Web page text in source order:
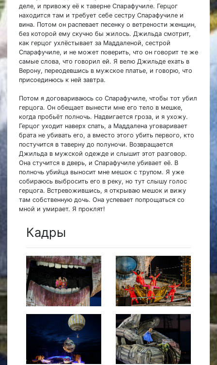
деле, и привожу её к таверне Спарафучиле. Герцог
находится там и требует себе сестру Спарафучиле и
вина. Потом он распевает песенку о ветрености женщин,
без которой ему скучно бы жилось. Джильда смотрит,
как герцог ухлёстывает за Маддаленой, сестрой
Спарафучиле, и не может поверить, что он говорит те же
самые слова, что говорил ей. Я велю Джильде ехать в
Верону, переодевшись в мужское платье, и говорю, что
присоединюсь к ней завтра.
Потом я договариваюсь со Спарафучиле, чтобы тот убил
герцога. Он обещает вынести мне его тело в мешке,
когда пробьёт полночь. Надвигается гроза, и я ухожу.
Герцог уходит наверх спать, а Маддалена уговаривает
брата не убивать его, а вместо этого убить первого, кто
постучится в таверну до полуночи. Возвращается
Джильда в мужской одежде и слышит этот разговор.
Она стучится в дверь, и Спарафучиле убивает её. В
полночь убийца выносит мне мешок с трупом. Я уже
собираюсь выбросить его в реку, но тут слышу голос
герцога. Встревожившись, я открываю мешок и вижу
там собственную дочь. Она успевает попрощаться со
мной и умирает. Я проклят!
Кадры